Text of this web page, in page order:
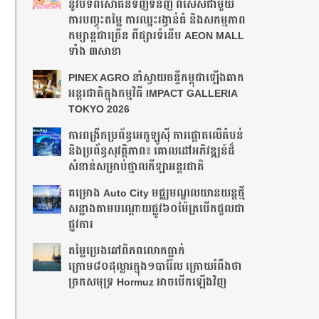
នូវបទពិសោធន៍ទិញទំនិញ ពិសេសជាមួយ
ការបញ្ចុះតម្លៃ ការឈ្នះរង្វាន់ធំ និងសកម្មភាព
កម្សាន្តជាច្រើន ពីផ្សារទំនើប AEON MALL
ទាំង ៣សាខា
PINEX AGRO នាំ​ស្វាយចន្ទី​កម្ពុជា​ឡើង​ឆាក​
អន្តរជាតិ​​ក្នុង​កម្មវិធី​ IMPACT GALLERIA
TOKYO 2026
ការពង្រីកប្រព័ន្ធអេកូឡូស៊ី ការផ្តោតលើតំបន់
និងប្រព័ន្ធសុវត្ថិភាព៖ គោលដៅអភិវឌ្ឍន៍ដ៏
សំខាន់សម្រាប់ថ្នាលកីឡាអន្តរជាតិ
គម្រោង Auto City មជ្ឈមណ្ឌលយានយន្តថ្មី
សន្លាង​តាមបណ្តោយផ្លូវ​​៦០ម៉ែត្រ​បើកជួលជា
ផ្លូវការ
តម្លៃប្រេងឆៅពិភពលោកធ្លាក់
ក្រោម៨០ដុល្លារក្នុង១បារ៉ែល ក្រោយរំពឹងថា​
ច្រកសមុទ្រ Hormuz អាចបើកឡើងវិញ